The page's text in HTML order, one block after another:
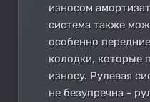
износом
система также
особенно
колодки, которые
износу. Рулевая
не безупречна -